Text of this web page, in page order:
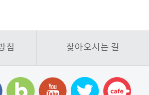
침 찾아오시는 길